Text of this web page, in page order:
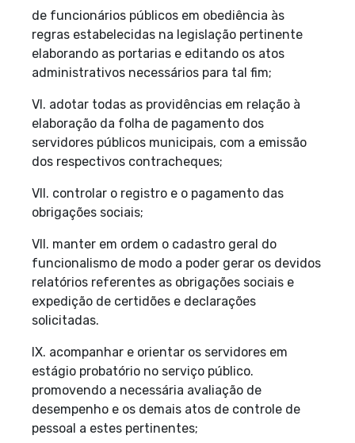
de funcionários públicos em obediência às
regras estabelecidas na legislação pertinente
elaborando as portarias e editando os atos
administrativos necessários para tal fim;
VI. adotar todas as providências em relação à
elaboração da folha de pagamento dos
servidores públicos municipais, com a emissão
dos respectivos contracheques;
VII. controlar o registro e o pagamento das
obrigações sociais;
VII. manter em ordem o cadastro geral do
funcionalismo de modo a poder gerar os devidos
relatórios referentes as obrigações sociais e
expedição de certidões e declarações
solicitadas.
IX. acompanhar e orientar os servidores em
estágio probatório no serviço público.
promovendo a necessária avaliação de
desempenho e os demais atos de controle de
pessoal a estes pertinentes;